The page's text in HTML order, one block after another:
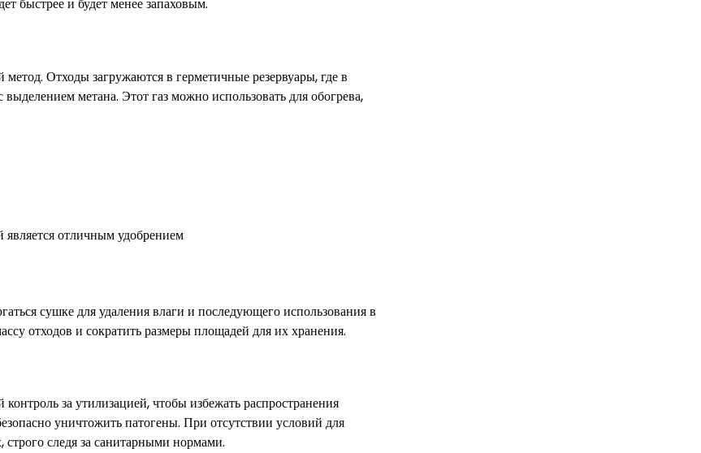
быстрее и будет менее запаховым.
Отходы загружаются в герметичные резервуары, где в
метана. Этот газ можно использовать для обогрева,
отличным удобрением
сушке для удаления влаги и последующего использования в
отходов и сократить размеры площадей для их хранения.
за утилизацией, чтобы избежать распространения
уничтожить патогены. При отсутствии условий для
следя за санитарными нормами.